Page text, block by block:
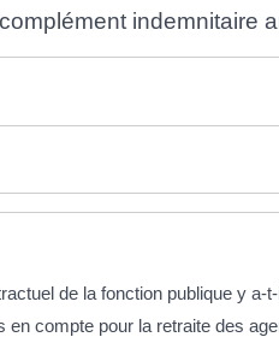
indemnitaire
de la fonction publique y a-
en compte pour la retraite des